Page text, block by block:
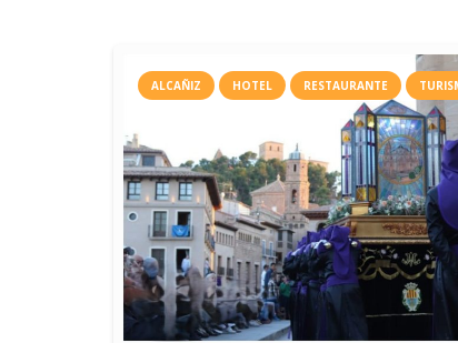
ALCAÑIZ HOTEL RESTAURANTE